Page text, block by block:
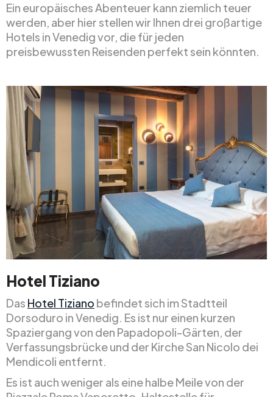
Ein europäisches Abenteuer kann ziemlich teuer
werden, aber hier stellen wir Ihnen drei großartige
Hotels in Venedig vor, die für jeden
preisbewussten Reisenden perfekt sein könnten.
Hotel Tiziano
Das Hotel Tiziano befindet sich im Stadtteil
Dorsoduro in Venedig. Es ist nur einen kurzen
Spaziergang von den Papadopoli-Gärten, der
Verfassungsbrücke und der Kirche San Nicolo dei
Mendicoli entfernt.
Es ist auch weniger als eine halbe Meile von der